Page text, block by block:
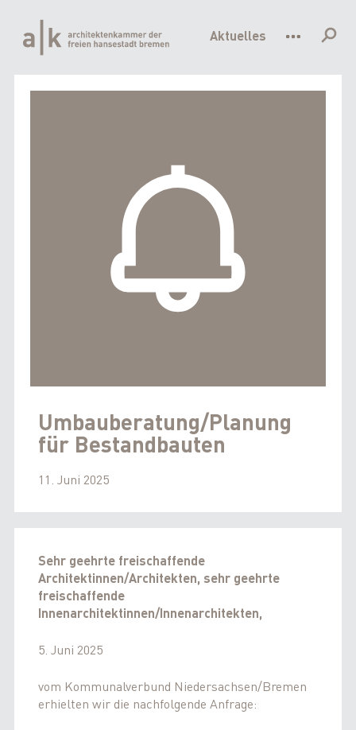
Inhalt
Aktuelles
Umbauberatung/Planung
für Bestandbauten
11. Juni 2025
Sehr geehrte freischaffende
Architektinnen/Architekten, sehr geehrte
freischaffende
Innenarchitektinnen/Innenarchitekten,
5. Juni 2025
vom Kommunalverbund Niedersachsen/Bremen
erhielten wir die nachfolgende Anfrage: